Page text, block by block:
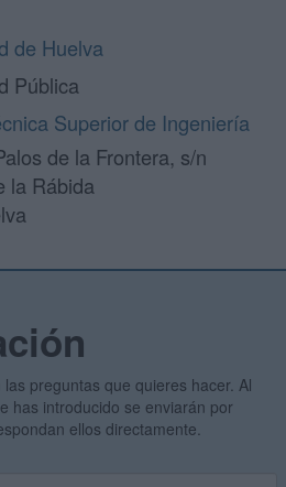
de Huelva
Pública
Superior de Ingeniería
de la Frontera, s/n
la Rábida
preguntas que quieres hacer. Al
has introducido se enviarán por
ellos directamente.